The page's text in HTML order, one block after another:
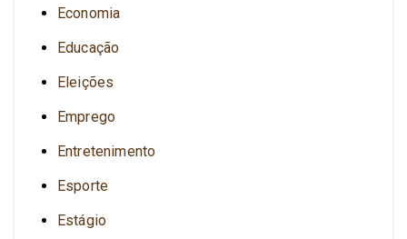
Economia
Educação
Eleições
Emprego
Entretenimento
Esporte
Estágio